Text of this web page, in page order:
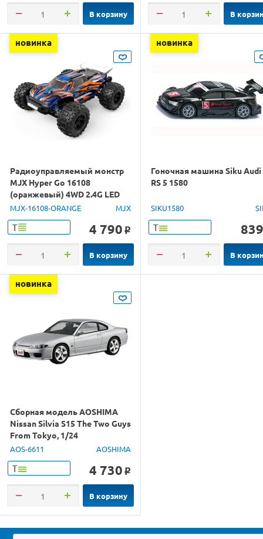
В корзину В
новинка
Радиоуправляемый монстр
MJX Hyper Go 16108
(оранжевый) 4WD 2.4G LED
1/16 RTR
MJX-16108-ORANGE MJX
Т 4 790 o
В корзину
новинка
Гоночная машина Siku Audi
RS 5 1580
SIKU1580
Т 839
В
новинка
Сборная модель AOSHIMA
Nissan Silvia S15 The Two Guys
From Tokyo, 1/24
AOS-6611 AOSHIMA
Т 4 730 o
В корзину